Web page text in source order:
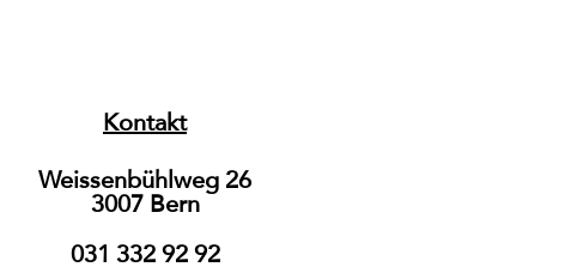
Kontakt
Weissenbühlweg 26
3007 Bern
031 332 92 92